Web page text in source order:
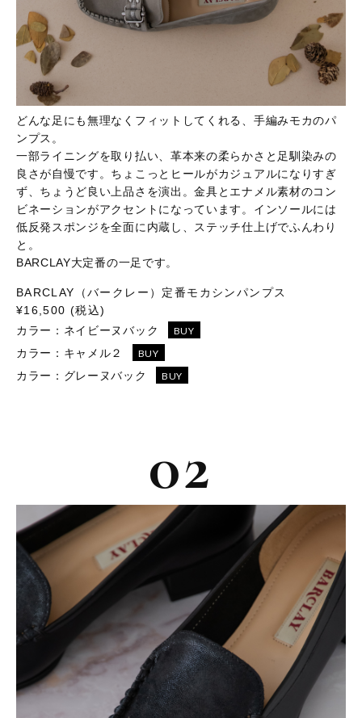
どんな足にも無理なくフィットしてくれる、手編みモカのパ
ンプス。
一部ライニングを取り払い、革本来の柔らかさと足馴染みの
良さが自慢です。ちょこっとヒールがカジュアルになりすぎ
ず、ちょうど良い上品さを演出。金具とエナメル素材のコン
ビネーションがアクセントになっています。インソールには
低反発スポンジを全面に内蔵し、ステッチ仕上げでふんわり
と。
BARCLAY大定番の一足です。
BARCLAY（バークレー）定番モカシンパンプス
¥16,500 (税込)
カラー： ネイビーヌバック BUY
カラー： キャメル２ BUY
カラー： グレーヌバック BUY
02